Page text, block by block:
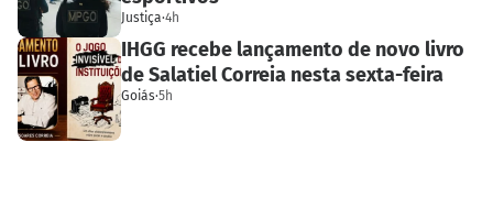
Justiça·4h
IHGG recebe lançamento de novo livro
de Salatiel Correia nesta sexta-feira
Goiás·5h